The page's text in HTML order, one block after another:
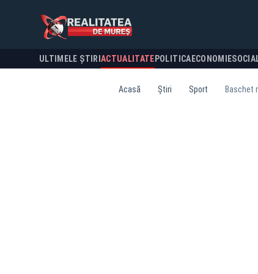
ULTIMELE ȘTIRI ACTUALITATE POLITICA ECONOMIE
Acasă Știri Sport Baschet